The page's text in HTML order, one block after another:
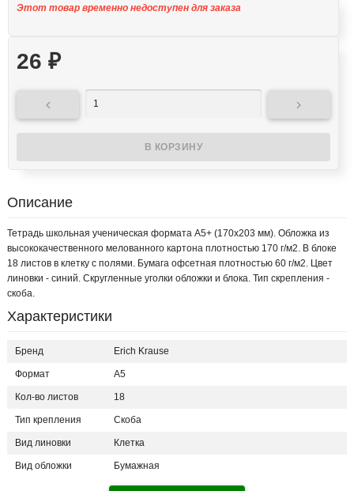
Этот товар временно недоступен для заказа
26 ₽
 
Описание
Тетрадь школьная ученическая формата А5+ (170х203 мм). Обложка из
высококачественного мелованного картона плотностью 170 г/м2. В блоке
18 листов в клетку с полями. Бумага офсетная плотностью 60 г/м2. Цвет
линовки - синий. Скругленные уголки обложки и блока. Тип скрепления -
скоба.
Характеристики
Бренд Erich Krause
Формат А5
Кол-во листов 18
Тип крепления Скоба
Вид линовки Клетка
Вид обложки Бумажная